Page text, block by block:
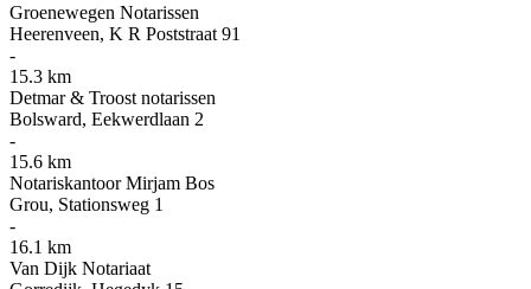
Groenewegen Notarissen
Heerenveen, K R Poststraat 91
-
15.3 km
Detmar & Troost notarissen
Bolsward, Eekwerdlaan 2
-
15.6 km
Notariskantoor Mirjam Bos
Grou, Stationsweg 1
-
16.1 km
Van Dijk Notariaat